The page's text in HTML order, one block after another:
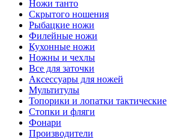
Ножи танто
Скрытого ношения
Рыбацкие ножи
Филейные ножи
Кухонные ножи
Ножны и чехлы
Все для заточки
Аксессуары для ножей
Мультитулы
Топорики и лопатки тактические
Стопки и фляги
Фонари
Производители